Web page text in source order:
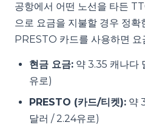
공항에서 어떤 노선을 타든
으로 요금을 지불할 경우 정확
PRESTO 카드를 사용하면 요
현금 요금: 약 3.35 캐나다
유로)
PRESTO (카드/티켓): 약
달러 / 2.24유로)